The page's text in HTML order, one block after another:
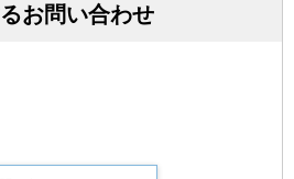
お問い合わせ